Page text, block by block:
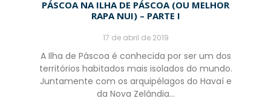
PÁSCOA NA ILHA DE PÁSCOA (OU MELHOR
RAPA NUI) – PARTE I
17 de abril de 2019
A Ilha de Páscoa é conhecida por ser um dos
territórios habitados mais isolados do mundo.
Juntamente com os arquipélagos do Havaí e
da Nova Zelândia…